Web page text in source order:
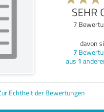
SEHR
7
davon
7
aus 1
Echtheit der Bewertungen